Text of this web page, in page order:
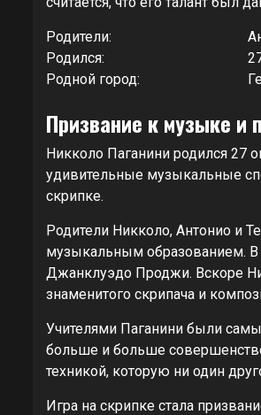
Родители:
Родился:
Родной город:
Призвание к музыке и
Никколо Паганини родился 27
удивительные музыкальные
скрипке.
Родители Никколо, Антонио и
музыкальным образованием. В
Джанклуэдо Проджи. Вскоре
знаменитого скрипача и
Учителями Паганини были
больше и больше
техникой, которую ни один
Игра на скрипке стала